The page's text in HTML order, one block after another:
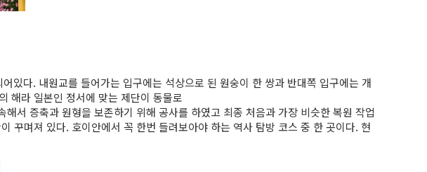
다. 내원교를 들어가는 입구에는 석상으로 된 원숭이 한 쌍과 반대쪽 입구에는 개
해라 일본인 정서에 맞는 제단이 동물로
서 증축과 원형을 보존하기 위해 공사를 하였고 최종 처음과 가장 비슷한 복원 작업
꾸며져 있다. 호이안에서 꼭 한번 들려보아야 하는 역사 탐방 코스 중 한 곳이다. 현